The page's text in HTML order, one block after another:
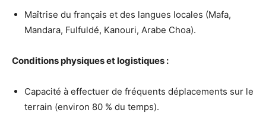
Maîtrise du français et des langues locales (Mafa,
Mandara, Fulfuldé, Kanouri, Arabe Choa).
Conditions physiques et logistiques :
Capacité à effectuer de fréquents déplacements sur le
terrain (environ 80 % du temps).